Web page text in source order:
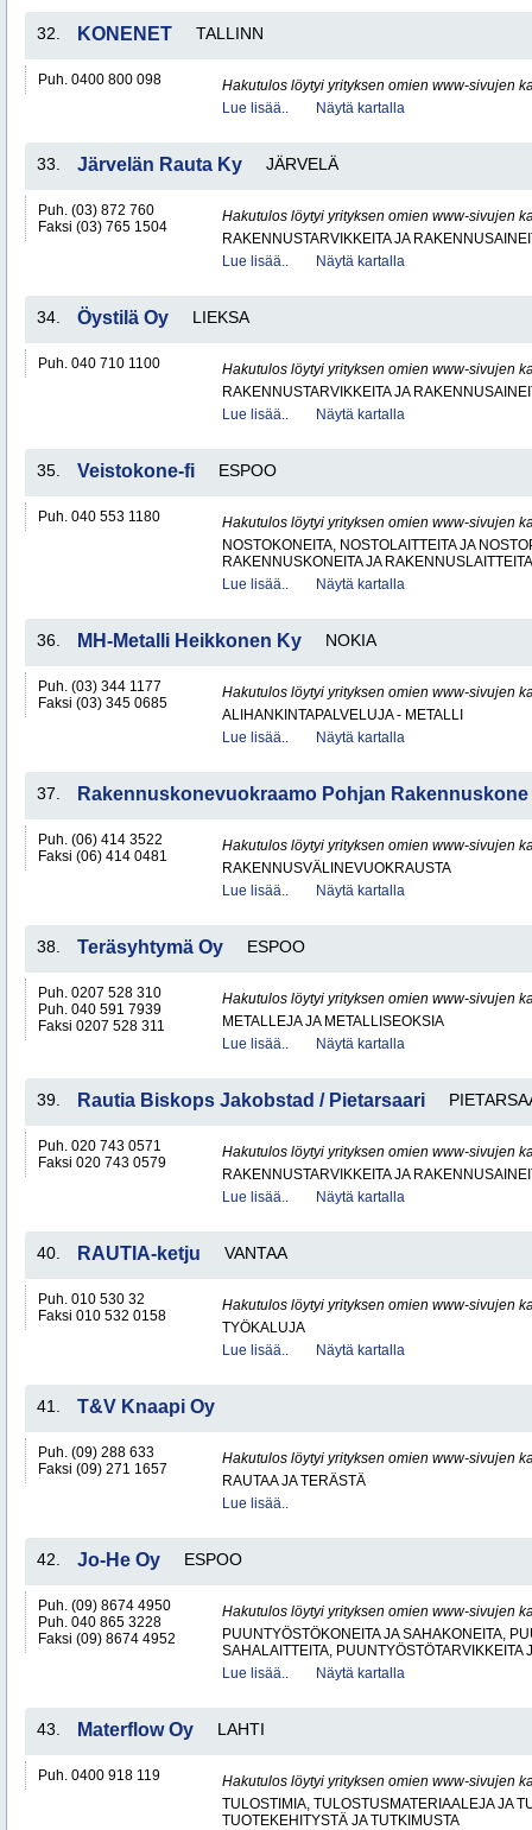
32. KONENET TALLINN
Puh. 0400 800 098
Hakutulos löytyi yrityksen omien www-sivujen
Lue lisää..
Näytä kartalla
33. Järvelän Rauta Ky JÄRVELÄ
Puh. (03) 872 760
Faksi (03) 765 1504
Hakutulos löytyi yrityksen omien www-sivujen
RAKENNUSTARVIKKEITA JA
Lue lisää..
Näytä kartalla
34. Öystilä Oy LIEKSA
Puh. 040 710 1100
Hakutulos löytyi yrityksen omien www-sivujen
RAKENNUSTARVIKKEITA JA
Lue lisää..
Näytä kartalla
35. Veistokone-fi ESPOO
Puh. 040 553 1180
Hakutulos löytyi yrityksen omien www-sivujen
NOSTOKONEITA, NOSTOLAITTEITA JA
RAKENNUSKONEITA JA RAKENNUSLAITTEITA
Lue lisää..
Näytä kartalla
36. MH-Metalli Heikkonen Ky NOKIA
Puh. (03) 344 1177
Faksi (03) 345 0685
Hakutulos löytyi yrityksen omien www-sivujen
ALIHANKINTAPALVELUJA - METALLI
Lue lisää..
Näytä kartalla
37. Rakennuskonevuokraamo Pohjan Rakennuskone
Puh. (06) 414 3522
Faksi (06) 414 0481
Hakutulos löytyi yrityksen omien www-sivujen
RAKENNUSVÄLINEVUOKRAUSTA
Lue lisää..
Näytä kartalla
38. Teräsyhtymä Oy ESPOO
Puh. 0207 528 310
Puh. 040 591 7939
Faksi 0207 528 311
Hakutulos löytyi yrityksen omien www-sivujen
METALLEJA JA METALLISEOKSIA
Lue lisää..
Näytä kartalla
39. Rautia Biskops Jakobstad / Pietarsaari
Puh. 020 743 0571
Faksi 020 743 0579
Hakutulos löytyi yrityksen omien www-sivujen
RAKENNUSTARVIKKEITA JA
Lue lisää..
Näytä kartalla
40. RAUTIA-ketju VANTAA
Puh. 010 530 32
Faksi 010 532 0158
Hakutulos löytyi yrityksen omien www-sivujen
TYÖKALUJA
Lue lisää..
Näytä kartalla
41. T&V Knaapi Oy
Puh. (09) 288 633
Faksi (09) 271 1657
Hakutulos löytyi yrityksen omien www-sivujen
RAUTAA JA TERÄSTÄ
Lue lisää..
42. Jo-He Oy ESPOO
Puh. (09) 8674 4950
Puh. 040 865 3228
Faksi (09) 8674 4952
Hakutulos löytyi yrityksen omien www-sivujen
PUUNTYÖSTÖKONEITA JA SAHAKONEITA,
SAHALAITTEITA, PUUNTYÖSTÖTARVIKKEITA
Lue lisää..
Näytä kartalla
43. Materflow Oy LAHTI
Puh. 0400 918 119
Hakutulos löytyi yrityksen omien www-sivujen
TULOSTIMIA, TULOSTUSMATERIAALEJA JA
TUOTEKEHITYSTÄ JA TUTKIMUSTA